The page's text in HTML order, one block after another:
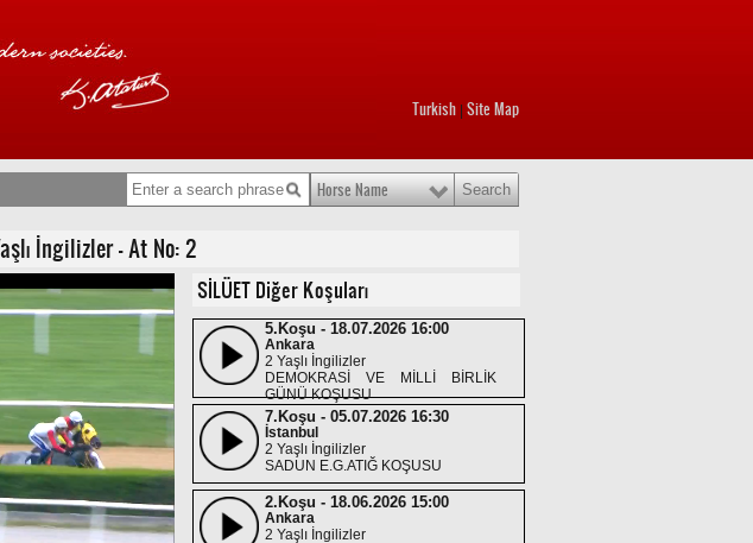
Turkish Site Map
Horse Name
İngilizler - At No: 2
SİLÜET Diğer Koşuları
5.Koşu - 18.07.2026 16:00
Ankara
2 Yaşlı İngilizler
DEMOKRASİ VE MİLLİ BİRLİK
GÜNÜ KOŞUSU
7.Koşu - 05.07.2026 16:30
İstanbul
2 Yaşlı İngilizler
SADUN E.G.ATIĞ KOŞUSU
2.Koşu - 18.06.2026 15:00
Ankara
2 Yaşlı İngilizler